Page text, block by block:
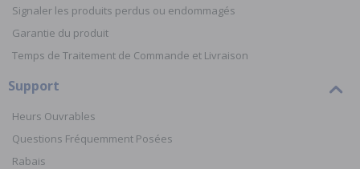
Signaler les produits perdus ou endommagés
Garantie du produit
Temps de Traitement de Commande et Livraison
Support
Heurs Ouvrables
Questions Fréquemment Posées
Rabais